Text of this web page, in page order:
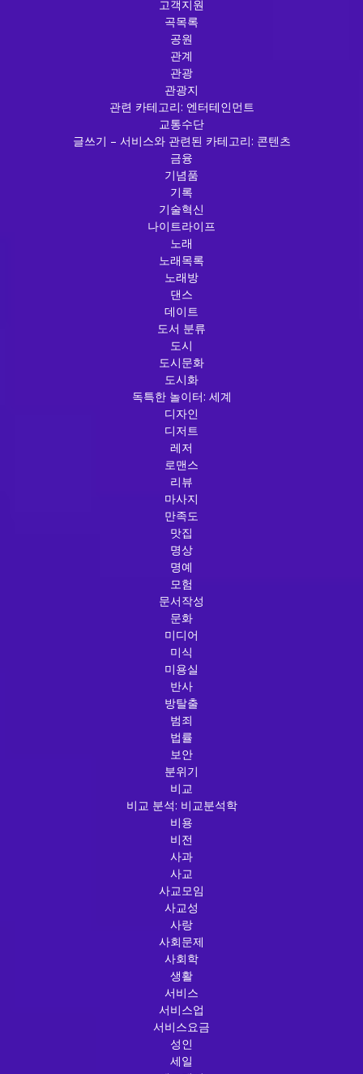
고객지원
곡목록
공원
관계
관광
관광지
관련 카테고리: 엔터테인먼트
교통수단
글쓰기 – 서비스와 관련된 카테고리: 콘텐츠
금융
기념품
기록
기술혁신
나이트라이프
노래
노래목록
노래방
댄스
데이트
도서 분류
도시
도시문화
도시화
독특한 놀이터: 세계
디자인
디저트
레저
로맨스
리뷰
마사지
만족도
맛집
명상
명예
모험
문서작성
문화
미디어
미식
미용실
반사
방탈출
범죄
법률
보안
분위기
비교
비교 분석: 비교분석학
비용
비전
사과
사교
사교모임
사교성
사랑
사회문제
사회학
생활
서비스
서비스업
서비스요금
성인
세일